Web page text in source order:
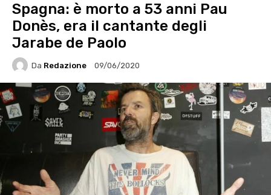
Spagna: è morto a 53 anni Pau
Donès, era il cantante degli
Jarabe de Paolo
Da Redazione 09/06/2020